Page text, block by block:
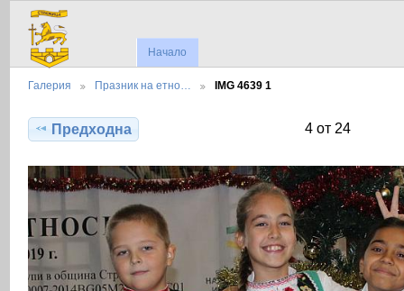
Начало
Галерия Празник на етно… IMG 4639 1
Предходна 4 от 24